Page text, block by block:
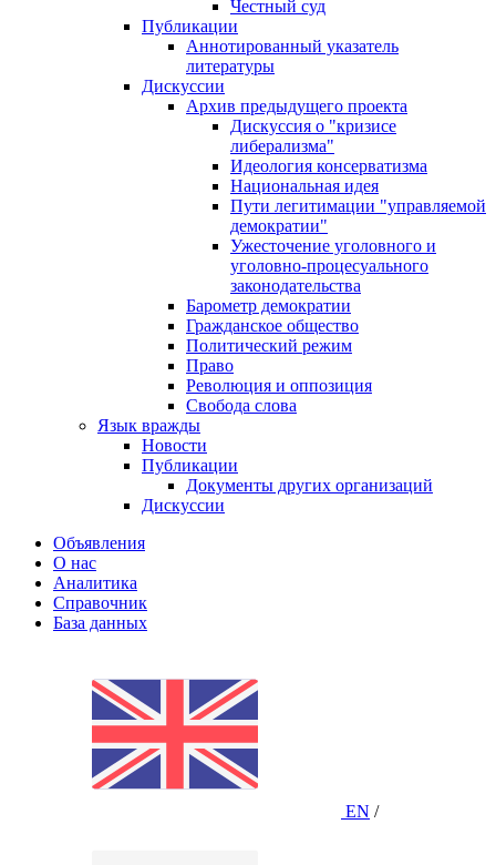
Честный суд
Публикации
Аннотированный указатель
литературы
Дискуссии
Архив предыдущего проекта
Дискуссия о "кризисе
либерализма"
Идеология консерватизма
Национальная идея
Пути легитимации "управляемой
демократии"
Ужесточение уголовного и
уголовно-процесуального
законодательства
Барометр демократии
Гражданское общество
Политический режим
Право
Революция и оппозиция
Свобода слова
Язык вражды
Новости
Публикации
Документы других организаций
Дискуссии
Объявления
О нас
Аналитика
Справочник
База данных
EN /